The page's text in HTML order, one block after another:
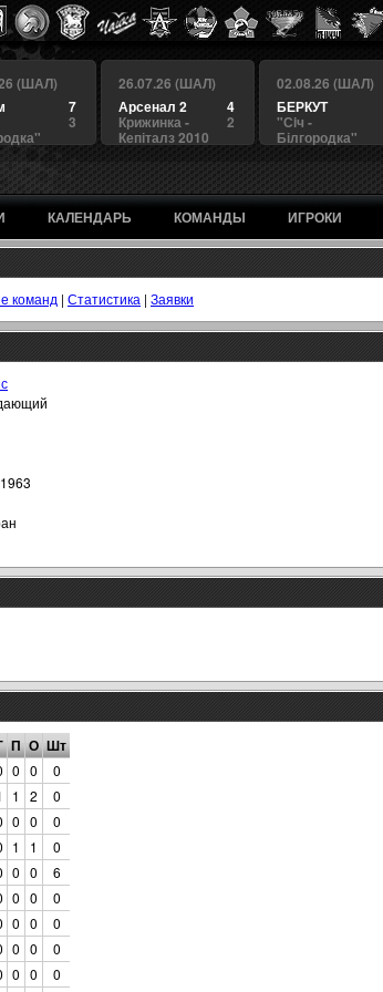
(ШАЛ)
7
3
26.07.26 (ШАЛ)
4
Арсенал 2
2
Крижинка -
Кепіталз 2010
02.08.26 (ШАЛ)
БЕРКУТ
"Сiч -
Білгородка"
КАЛЕНДАРЬ КОМАНДЫ ИГРОКИ
команд | Статистика | Заявки
П О Шт
0 0
0
1 2
0
0 0
0
1 1
0
0 0
6
0 0
0
0 0
0
0 0
0
0 0
0